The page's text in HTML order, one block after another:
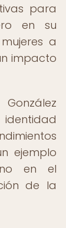
para
en su
a
impacto
ejemplo
en el
de la